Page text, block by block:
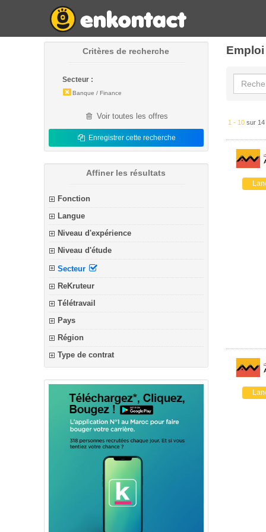
Critères de recherche
Secteur :
Banque / Finance
Voir toutes les offres
Enregistrer cette recherche
Affiner les résultats
Fonction
Langue
Niveau d'expérience
Niveau d'étude
Secteur
ReKruteur
Télétravail
Pays
Région
Type de contrat
1 - 10sur 14